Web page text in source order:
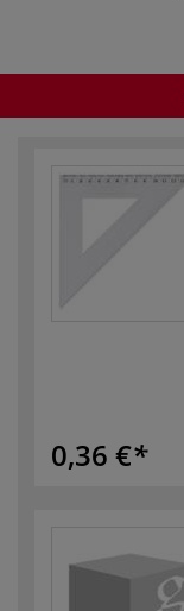
0,36 €